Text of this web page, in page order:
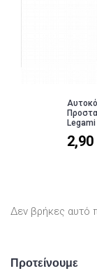
Legami
2,90
Δεν βρήκες αυτό
Προτείνουμε